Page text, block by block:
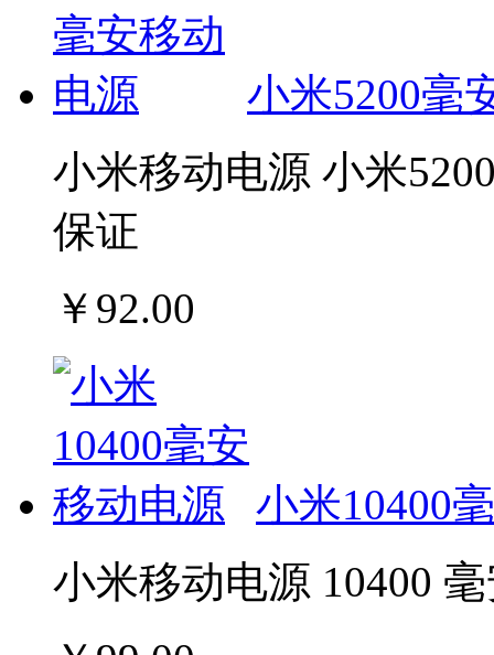
小米5200毫
小米移动电源 小米
保证
￥92.00
小米10400
小米移动电源 10400